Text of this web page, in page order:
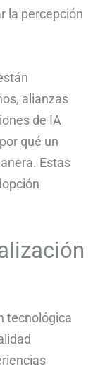
la percepción
alianzas
de IA
qué un
Estas
tecnológica